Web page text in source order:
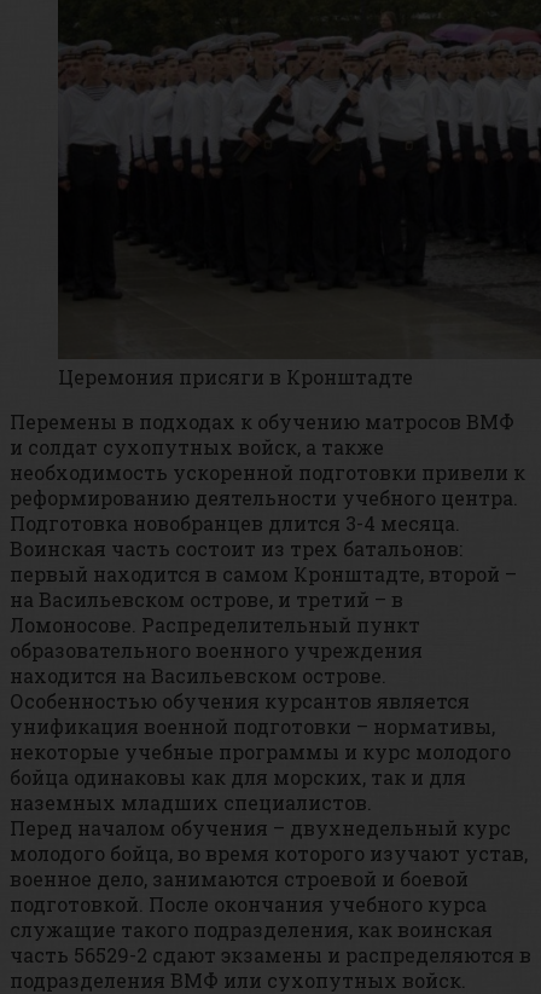
Церемония присяги в Кронштадте
Перемены в подходах к обучению матросов ВМФ
и солдат сухопутных войск, а также
необходимость ускоренной подготовки привели к
реформированию деятельности учебного центра.
Подготовка новобранцев длится 3-4 месяца.
Воинская часть состоит из трех батальонов:
первый находится в самом Кронштадте, второй –
на Васильевском острове, и третий – в
Ломоносове. Распределительный пункт
образовательного военного учреждения
находится на Васильевском острове.
Особенностью обучения курсантов является
унификация военной подготовки – нормативы,
некоторые учебные программы и курс молодого
бойца одинаковы как для морских, так и для
наземных младших специалистов.
Перед началом обучения – двухнедельный курс
молодого бойца, во время которого изучают устав,
военное дело, занимаются строевой и боевой
подготовкой. После окончания учебного курса
служащие такого подразделения, как воинская
часть 56529-2 сдают экзамены и распределяются в
подразделения ВМФ или сухопутных войск.